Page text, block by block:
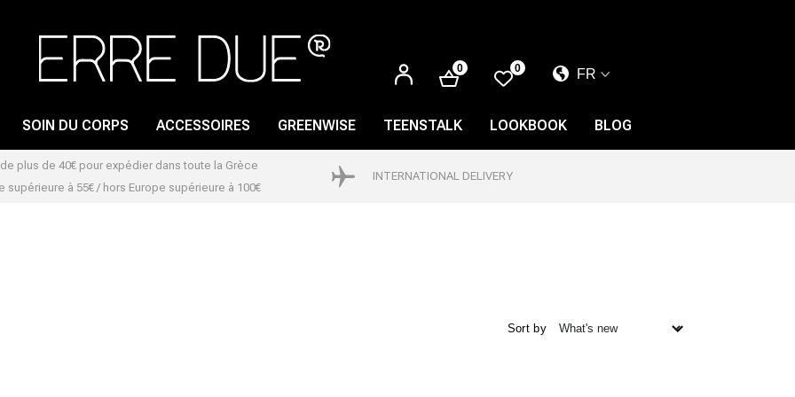
SE
CONNECTER
0 0
FR
EN
SOIN DU CORPS ACCESSOIRES GREENWISE TEENSTALK LOOKBOOK BLOG
plus de 40€ pour expédier dans toute la Grèce
supérieure à 55€ / hors Europe supérieure à 100€
INTERNATIONAL DELIVERY
Sort by